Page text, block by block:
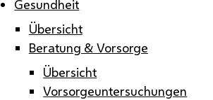
Gesundheit
Übersicht
Beratung & Vorsorge
Übersicht
Vorsorgeuntersuchungen